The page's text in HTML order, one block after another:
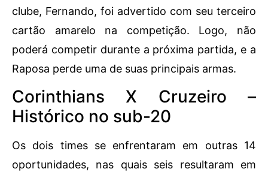
clube, Fernando, foi advertido com seu terceiro
cartão amarelo na competição. Logo, não
poderá competir durante a próxima partida, e a
Raposa perde uma de suas principais armas.
Corinthians X Cruzeiro –
Histórico no sub-20
Os dois times se enfrentaram em outras 14
oportunidades, nas quais seis resultaram em